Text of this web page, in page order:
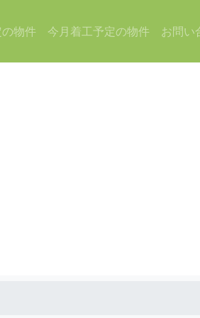
物件 今月着工予定の物件 お問い